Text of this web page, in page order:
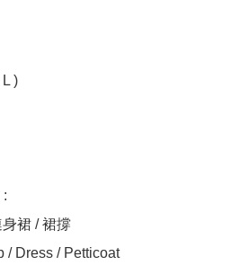
)
:
裙 / 裙撐
/ Dress / Petticoat